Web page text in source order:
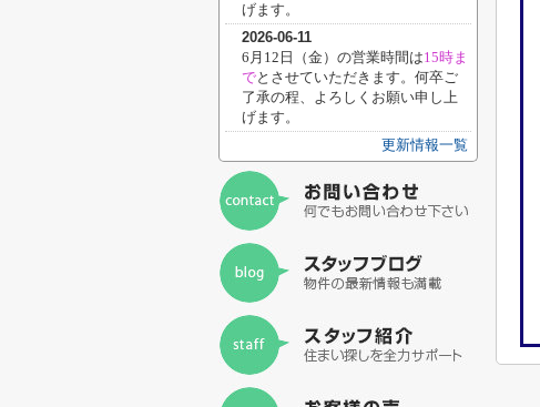
げます。
2026-06-11
6月12日（金） の営業時間は15時ま
でと させていただきます。何卒ご
了承の程、よろしくお願い申し上
げます。
更新情報一覧